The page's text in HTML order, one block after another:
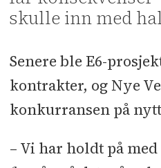
skulle inn med
Senere ble E6-
kontrakter, og Nye
konkurransen på
– Vi har holdt på